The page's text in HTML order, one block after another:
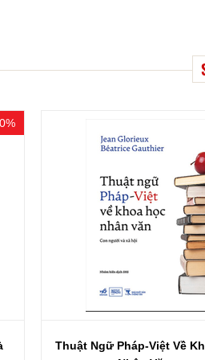
Flex Your Vocab - Nâng